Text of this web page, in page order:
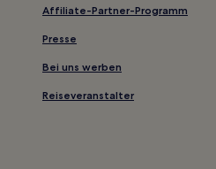
Beoley:
Hotels
Affiliate-Partner-Programm
Presse
Bei uns werben
Reiseveranstalter